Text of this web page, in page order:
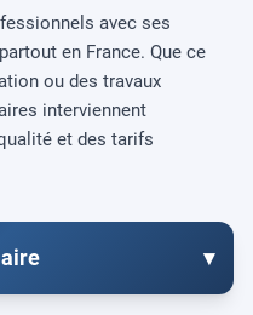
avec ses
en France. Que ce
ou des travaux
interviennent
et des tarifs
▾